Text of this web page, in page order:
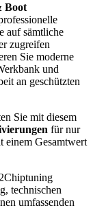
Boot
auf sämtliche
zugreifen
Sie moderne
und
an geschützten
Sie mit diesem
für nur
einem Gesamtwert
technischen
umfassenden